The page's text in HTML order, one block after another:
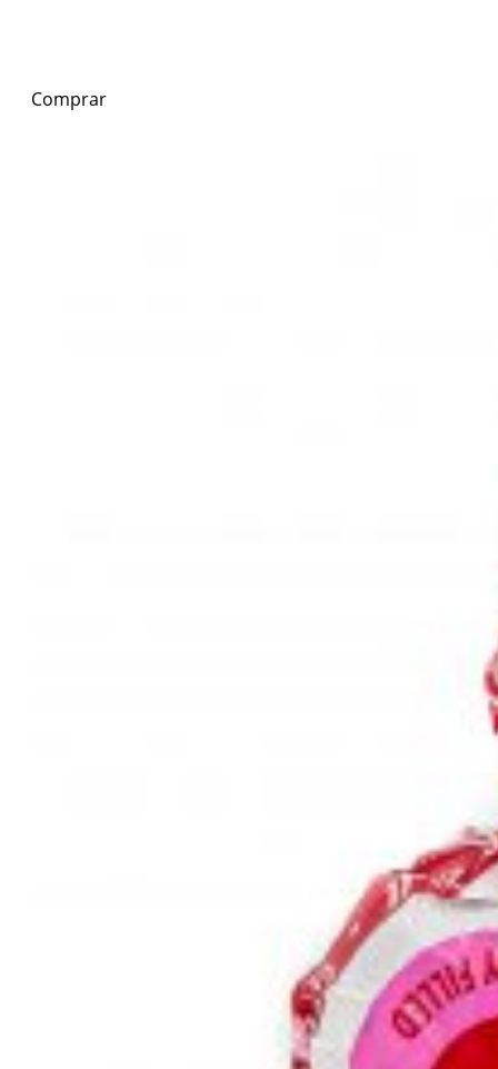
Comprar